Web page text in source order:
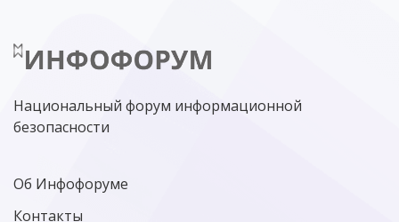
МИНЦИФРЫ РОССИИ NGFW
Национальный форум информационной
безопасности
Об Инфофоруме
Контакты